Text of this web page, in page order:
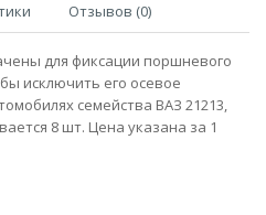
Отзывов (0)
для фиксации поршневого
исключить его осевое
семейства ВАЗ 21213,
8 шт. Цена указана за 1